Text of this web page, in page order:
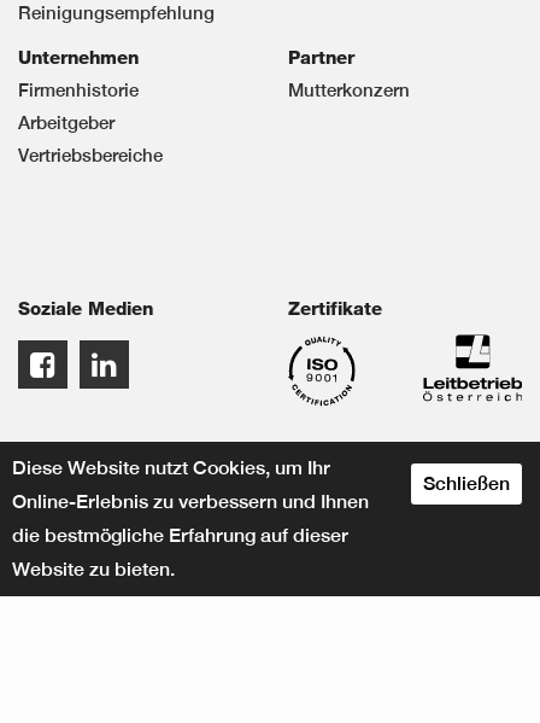
Reinigungsempfehlung
Unternehmen
Firmenhistorie
Arbeitgeber
Vertriebsbereiche
Partner
Mutterkonzern
Soziale Medien Zertifikate
Diese Website nutzt Cookies, um Ihr
Online-Erlebnis zu verbessern und Ihnen
die bestmögliche Erfahrung auf dieser
Website zu bieten.
Schließen